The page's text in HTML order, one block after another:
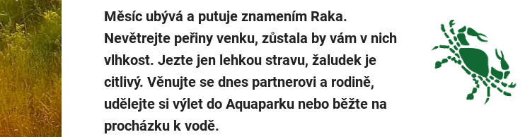
Měsíc ubývá a putuje znamením Raka.
Nevětrejte peřiny venku, zůstala by vám v nich
vlhkost. Jezte jen lehkou stravu, žaludek je
citlivý. Věnujte se dnes partnerovi a rodině,
udělejte si výlet do Aquaparku nebo běžte na
procházku k vodě.